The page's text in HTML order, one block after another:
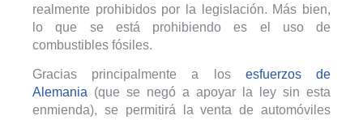
realmente prohibidos por la legislación. Más bien,
lo que se está prohibiendo es el uso de
combustibles fósiles.
Gracias principalmente a los esfuerzos de
Alemania (que se negó a apoyar la ley sin esta
enmienda), se permitirá la venta de automóviles